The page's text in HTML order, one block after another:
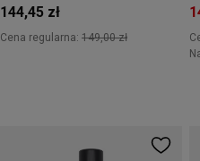
144,45 zł
Cena regularna: 149,00 zł